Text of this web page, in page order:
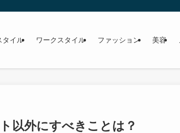
タイル ワークスタイル ファッション 美容
以外にすべきことは？